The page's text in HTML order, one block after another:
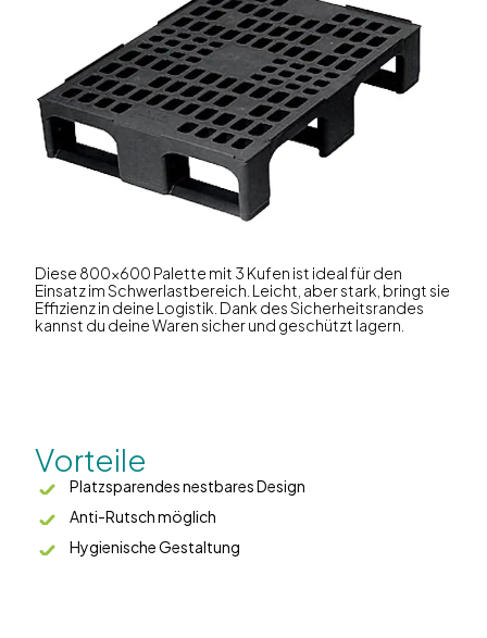
Diese 800x600 Palette mit 3 Kufen ist ideal für den
Einsatz im Schwerlastbereich. Leicht, aber stark, bringt sie
Effizienz in deine Logistik. Dank des Sicherheitsrandes
kannst du deine Waren sicher und geschützt lagern.
Vorteile
Platzsparendes nestbares Design
Anti-Rutsch möglich
Hygienische Gestaltung